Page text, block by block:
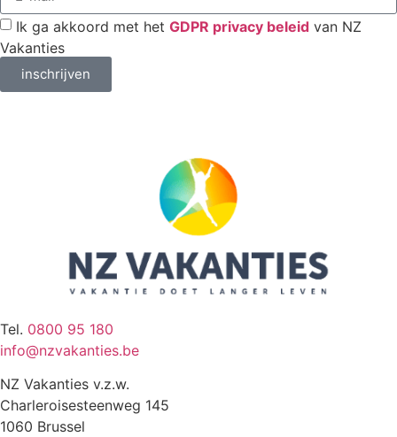
Ik ga akkoord met het GDPR privacy beleid van NZ
Vakanties
inschrijven
Tel. 0800 95 180
info@nzvakanties.be
NZ Vakanties v.z.w.
Charleroisesteenweg 145
1060 Brussel